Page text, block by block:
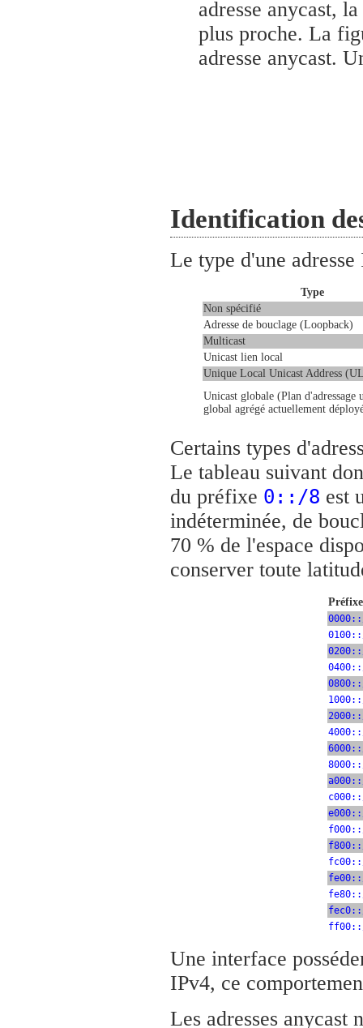
adresse anycast,
plus proche. La
adresse anycast.
Identification
Le type d'une
Type
Non spécifié
Adresse de bouclage (Loopback)
Multicast
Unicast lien local
Unique Local Unicast Address
Unicast globale (Plan d'adressage
global agrégé actuellement
Certains types
Le tableau suivant
du préfixe 0::/8 est
indéterminée, de
70 % de l'espace
conserver toute
Une interface
IPv4, ce
Les adresses anycast